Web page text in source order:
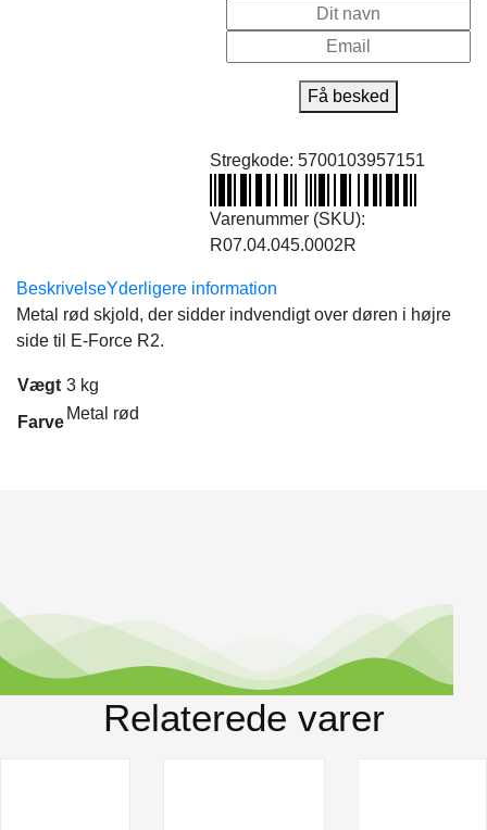
Få besked
Stregkode: 5700103957151
Varenummer (SKU):
R07.04.045.0002R
BeskrivelseYderligere information
Metal rød skjold, der sidder indvendigt over døren i højre
side til E-Force R2.
Vægt 3 kg
Farve Metal rød
Relaterede varer